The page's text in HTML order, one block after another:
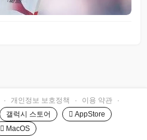
· 개인정보 보호정책 · 이용 약관
·
갤럭시 스토어
 AppStore
 MacOS